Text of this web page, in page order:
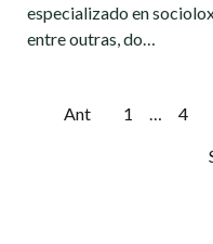
especializado en
entre outras, do…
Ant 1 … 4